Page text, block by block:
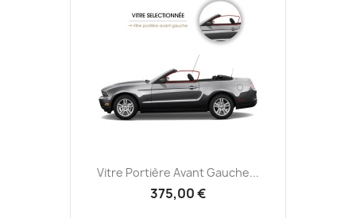
Vitre Portière Avant Gauche...
375,00 €